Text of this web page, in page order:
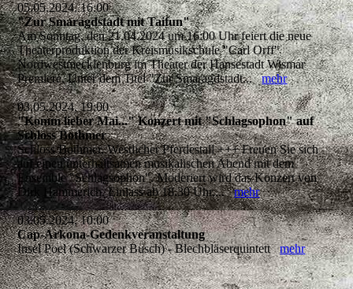
05.05.2024, 16:00
"Zur Smaragdstadt mit Taifun"
Am Sonntag, den 21.04.2024 um 16:00 Uhr feiert die neue
Theaterproduktion der Kreismusikschule "Carl Orff"
Nordwestmecklenburg im Theater der Hansestadt Wismar
Premiere. Unter dem Titel "Zur Smaragdstadt...mehr
03.05.2024, 19:00
"Komm lieber Mai..." Konzert mit "Schlagsophon" auf
Schloss Bothmer
Schloss Bothmer, Westlicher Pferdestall +++ Freuen Sie sich
auf einen unterhaltsamen musikalischen Abend mit dem
Ensemble "Schlagsophon". Moderiert wird das Konzert von
Dirk Hammerich. Einlass ab 18.30 Uhr,...mehr
03.05.2024, 10:00
Cap-Arkona-Gedenkveranstaltung
Insel Poel (Schwarzer Busch) - Blechbläserquintettmehr